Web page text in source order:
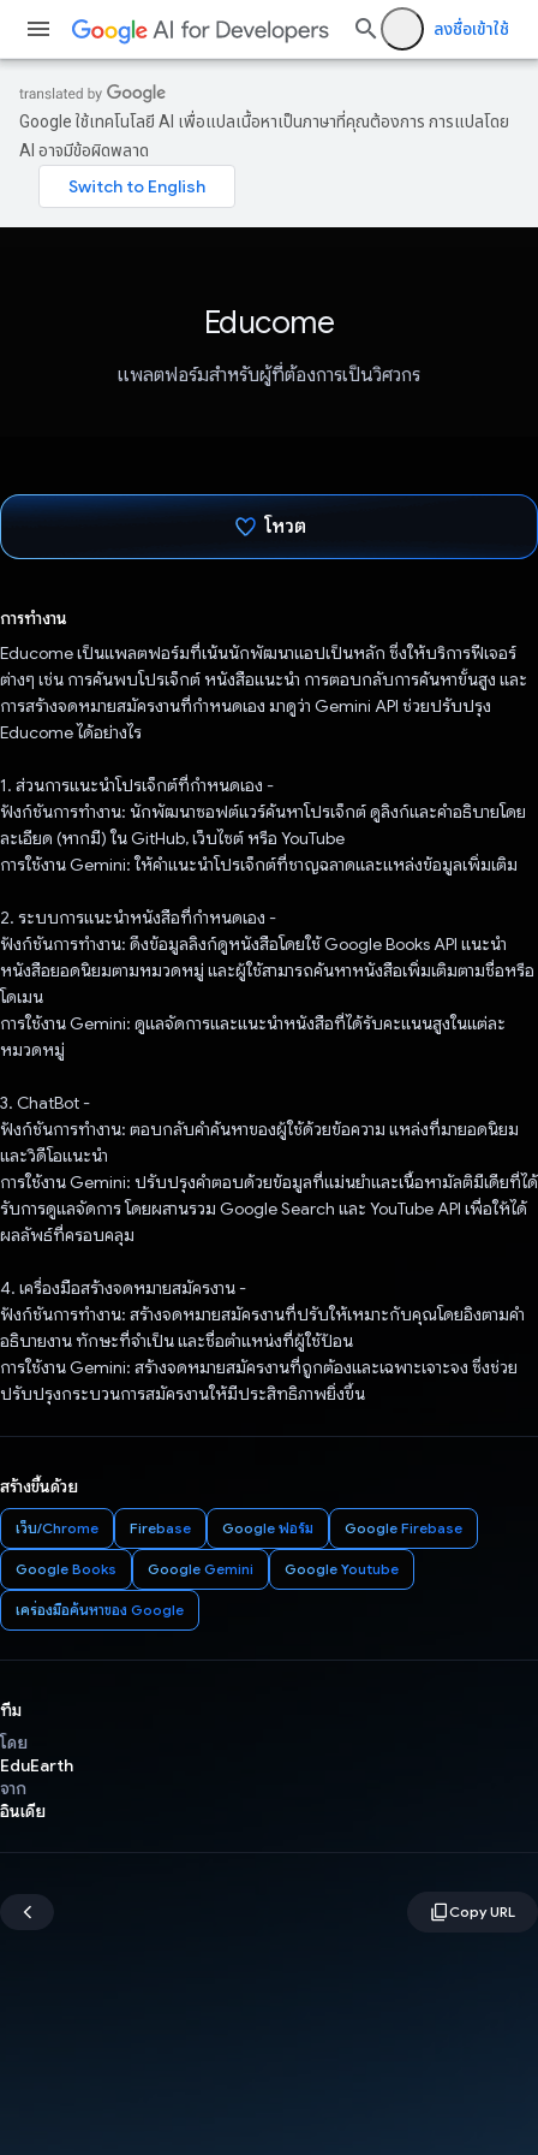
ลงชื่อเข้าใช้
Google ใช้เทคโนโลยี AI เพื่อแปลเนื้อหาเป็นภาษาที่คุณต้องการ การแปลโดย
AI อาจมีข้อผิดพลาด
Educome
แพลตฟอร์มสำหรับผู้ที่ต้องการเป็นวิศวกร
โหวต
การทำงาน
Educome เป็นแพลตฟอร์มที่เน้นนักพัฒนาแอปเป็นหลัก ซึ่งให้บริการฟีเจอร์
ต่างๆ เช่น การค้นพบโปรเจ็กต์ หนังสือแนะนำ การตอบกลับการค้นหาขั้นสูง และ
การสร้างจดหมายสมัครงานที่กำหนดเอง มาดูว่า Gemini API ช่วยปรับปรุง
Educome ได้อย่างไร
1. ส่วนการแนะนำโปรเจ็กต์ที่กำหนดเอง -
ฟังก์ชันการทำงาน: นักพัฒนาซอฟต์แวร์ค้นหาโปรเจ็กต์ ดูลิงก์และคำอธิบายโดย
ละเอียด (หากมี) ใน GitHub, เว็บไซต์ หรือ YouTube
การใช้งาน Gemini: ให้คำแนะนำโปรเจ็กต์ที่ชาญฉลาดและแหล่งข้อมูลเพิ่มเติม
2. ระบบการแนะนำหนังสือที่กำหนดเอง -
ฟังก์ชันการทำงาน: ดึงข้อมูลลิงก์ดูหนังสือโดยใช้ Google Books API แนะนำ
หนังสือยอดนิยมตามหมวดหมู่ และผู้ใช้สามารถค้นหาหนังสือเพิ่มเติมตามชื่อหรือ
โดเมน
การใช้งาน Gemini: ดูแลจัดการและแนะนำหนังสือที่ได้รับคะแนนสูงในแต่ละ
หมวดหมู่
3. ChatBot -
ฟังก์ชันการทำงาน: ตอบกลับคําค้นหาของผู้ใช้ด้วยข้อความ แหล่งที่มายอดนิยม
และวิดีโอแนะนํา
การใช้งาน Gemini: ปรับปรุงคําตอบด้วยข้อมูลที่แม่นยําและเนื้อหามัลติมีเดียที่ได้
รับการดูแลจัดการ โดยผสานรวม Google Search และ YouTube API เพื่อให้ได้
ผลลัพธ์ที่ครอบคลุม
4. เครื่องมือสร้างจดหมายสมัครงาน -
ฟังก์ชันการทำงาน: สร้างจดหมายสมัครงานที่ปรับให้เหมาะกับคุณโดยอิงตามคำ
อธิบายงาน ทักษะที่จำเป็น และชื่อตำแหน่งที่ผู้ใช้ป้อน
การใช้งาน Gemini: สร้างจดหมายสมัครงานที่ถูกต้องและเฉพาะเจาะจง ซึ่งช่วย
ปรับปรุงกระบวนการสมัครงานให้มีประสิทธิภาพยิ่งขึ้น
สร้างขึ้นด้วย
เว็บ/Chrome Firebase Google ฟอร์ม Google Firebase
Google Books Google Gemini Google Youtube
เครื่องมือค้นหาของ Google
ทีม
โดย
EduEarth
จาก
อินเดีย